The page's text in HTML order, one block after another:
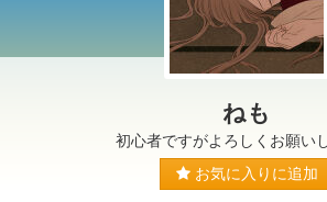
ねも
初心者ですがよろしくお願い
お気に入りに追加